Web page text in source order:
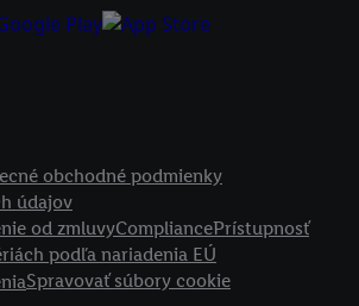
obchodné podmienky
údajov
od zmluvyCompliancePrístupnosť
podľa nariadenia EÚ
Spravovať súbory cookie